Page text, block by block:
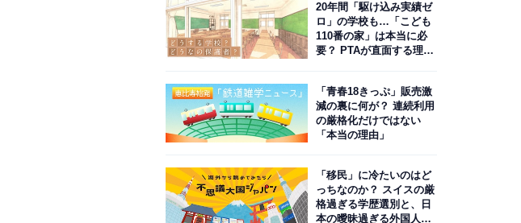
20年間「駆け込み実績ゼ
ロ」の学校も…「こども
110番の家」は本当に必
要？ PTAが直面する理想
「青春18きっぷ」販売激
減の裏に何が？ 連続利用
の厳格化だけではない
「本当の理由」
「移民」に冷たいのはど
っちなのか？ スイスの厳
格過ぎる学歴選別と、日
本の曖昧過ぎる外国人政